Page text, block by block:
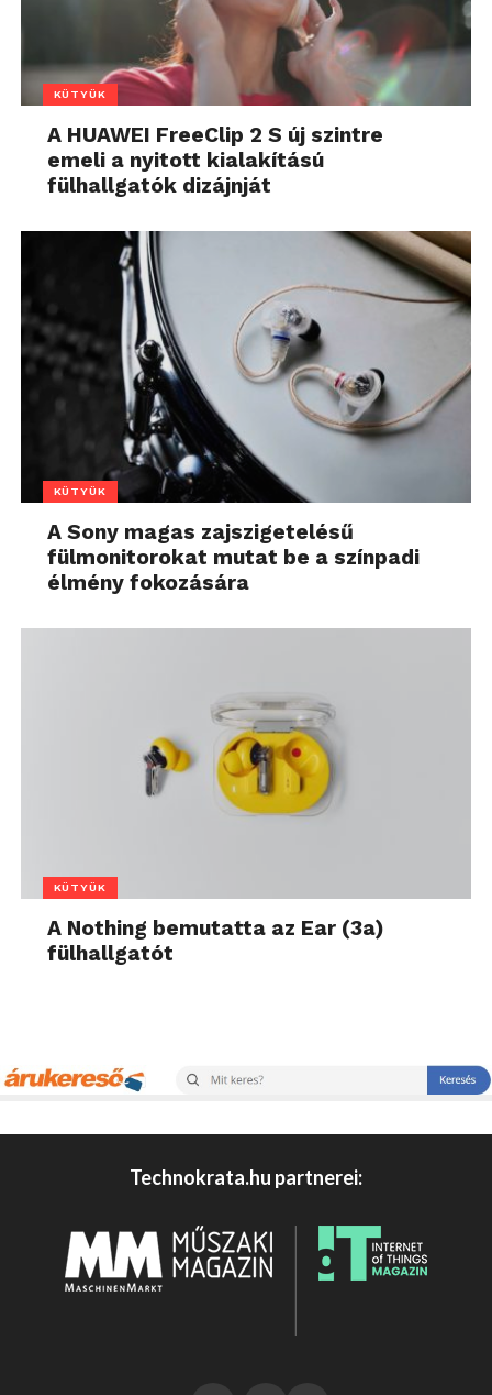
KÜTYÜK
A HUAWEI FreeClip 2 S új szintre
emeli a nyitott kialakítású
fülhallgatók dizájnját
KÜTYÜK
A Sony magas zajszigetelésű
fülmonitorokat mutat be a színpadi
élmény fokozására
KÜTYÜK
A Nothing bemutatta az Ear (3a)
fülhallgatót
Technokrata.hu partnerei: